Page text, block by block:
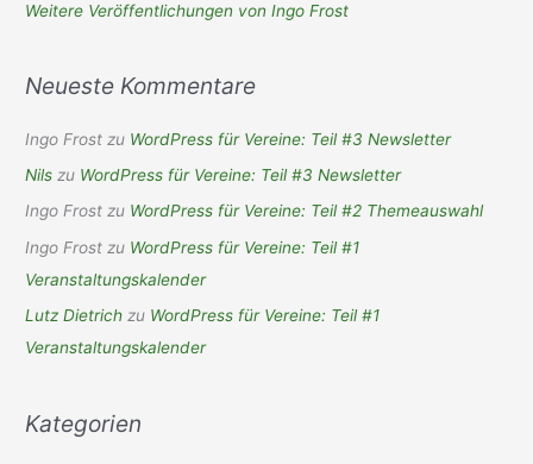
Weitere Veröffentlichungen von Ingo Frost
Neueste Kommentare
Ingo Frost zu WordPress für Vereine: Teil #3 Newsletter
Nils zu WordPress für Vereine: Teil #3 Newsletter
Ingo Frost zu WordPress für Vereine: Teil #2 Themeauswahl
Ingo Frost zu WordPress für Vereine: Teil #1
Veranstaltungskalender
Lutz Dietrich zu WordPress für Vereine: Teil #1
Veranstaltungskalender
Kategorien